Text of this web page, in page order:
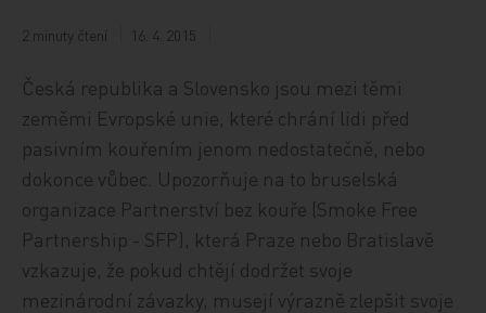
2 minuty čtení 16. 4. 2015
Česká republika a Slovensko jsou mezi těmi
zeměmi Evropské unie, které chrání lidi před
pasivním kouřením jenom nedostatečně, nebo
dokonce vůbec. Upozorňuje na to bruselská
organizace Partnerství bez kouře (Smoke Free
Partnership - SFP), která Praze nebo Bratislavě
vzkazuje, že pokud chtějí dodržet svoje
mezinárodní závazky, musejí výrazně zlepšit svoje